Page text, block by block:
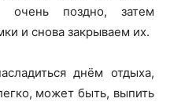
поздно, затем
и снова закрываем их.
днём отдыха,
может быть, выпить